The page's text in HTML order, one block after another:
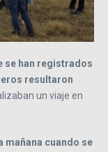
se han registrados
resultaron
un viaje en
mañana cuando se